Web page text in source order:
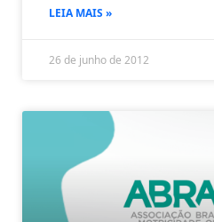
LEIA MAIS »
26 de junho de 2012